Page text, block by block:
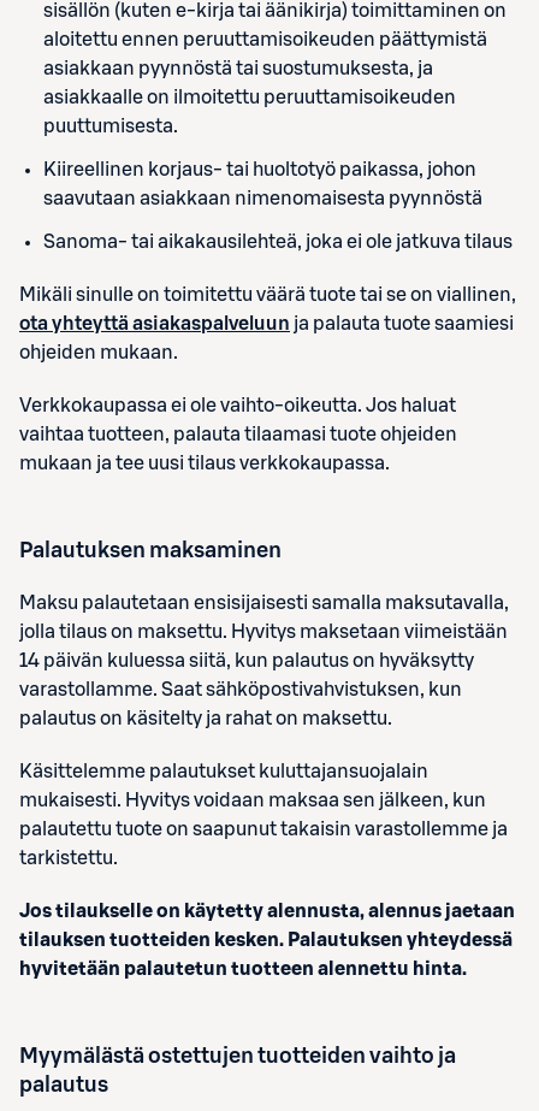
sisällön (kuten e-kirja tai äänikirja) toimittaminen on
aloitettu ennen peruuttamisoikeuden päättymistä
asiakkaan pyynnöstä tai suostumuksesta, ja
asiakkaalle on ilmoitettu peruuttamisoikeuden
puuttumisesta.
Kiireellinen korjaus- tai huoltotyö paikassa, johon
saavutaan asiakkaan nimenomaisesta pyynnöstä
Sanoma- tai aikakausilehteä, joka ei ole jatkuva tilaus
Mikäli sinulle on toimitettu väärä tuote tai se on viallinen,
ota yhteyttä asiakaspalveluun ja palauta tuote saamiesi
ohjeiden mukaan.
Verkkokaupassa ei ole vaihto-oikeutta. Jos haluat
vaihtaa tuotteen, palauta tilaamasi tuote ohjeiden
mukaan ja tee uusi tilaus verkkokaupassa.
Palautuksen maksaminen
Maksu palautetaan ensisijaisesti samalla maksutavalla,
jolla tilaus on maksettu. Hyvitys maksetaan viimeistään
14 päivän kuluessa siitä, kun palautus on hyväksytty
varastollamme. Saat sähköpostivahvistuksen, kun
palautus on käsitelty ja rahat on maksettu.
Käsittelemme palautukset kuluttajansuojalain
mukaisesti. Hyvitys voidaan maksaa sen jälkeen, kun
palautettu tuote on saapunut takaisin varastollemme ja
tarkistettu.
Jos tilaukselle on käytetty alennusta, alennus jaetaan
tilauksen tuotteiden kesken. Palautuksen yhteydessä
hyvitetään palautetun tuotteen alennettu hinta.
Myymälästä ostettujen tuotteiden vaihto ja
palautus